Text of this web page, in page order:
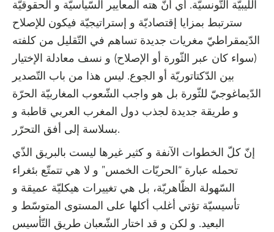
اللّيبيّة التّونسيّة. أي أنّ هته المعايير السّياسيّة و الحقوقيّة
سترتبط بمزايا إقتصاديّة و إستراتيجيّة فيكون للإصلاح
الدّيمقراطيّ مغريات جديدة تساهم في التّقليل من كلفته
(سواء كان عبر الثّورة أو الإصلاح) و نسف معادلة الإختيار
بين الدّكتاتوريّة أو الجوع. ليس هذا من باب التّصدير
الدّيماغوجيّ للثّورة بل هو واجب الشّعوب المغاربيّة الحرّة
و طريقة جديدة لجذب دول المغرب العربي قاطبة و
بسلاسة إلى أفق التحرّر.
إنّ كلّ الخطوات الآنفة و كثير غيرها ليست بالبريق الذّي
تحمله عبارة “الحريّات الخمس” و لا هي تتمتّع بئغراء
السّهولة الظّاهريّة، بل هي تغييرات هيكليّة عميقة و
تأسيسيّة تؤتي أغلب أكلها على المستوى المتوسّط و
البعيد. و لكن و قد اختار الشّعبان طريق التّأسيس